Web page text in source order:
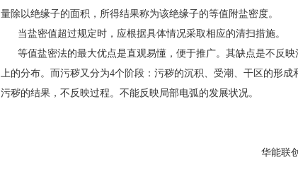
量除以绝缘子的面积，所得结果称为该绝缘子的等值附盐密度。
当盐密值超过规定时，应根据具体情况采取相应的清扫措施。
等值盐密法的最大优点是直观易懂，便于推广。其缺点是不反
上的分布。而污秽又分为4个阶段：污秽的沉积、受潮、干区的形
污秽的结果，不反映过程。不能反映局部电弧的发展状况。
华能联创